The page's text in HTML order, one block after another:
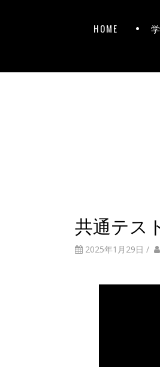
HOME
共通テス
2025年1月29日 /